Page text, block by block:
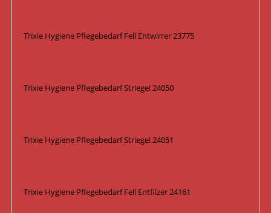
Trixie Hygiene Pflegebedarf Fell Entwirrer 23775
Trixie Hygiene Pflegebedarf Striegel 24050
Trixie Hygiene Pflegebedarf Striegel 24051
Trixie Hygiene Pflegebedarf Fell Entfilzer 24161